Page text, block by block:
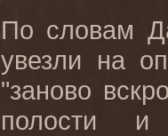
По словам
увезли на
"заново
полости и